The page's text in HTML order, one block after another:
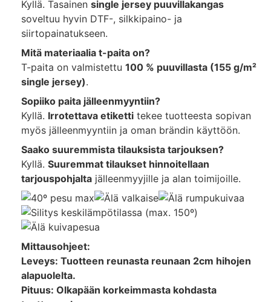
Kyllä. Tasainen single jersey puuvillakangas
soveltuu hyvin DTF-, silkkipaino- ja
siirtopainatukseen.
Mitä materiaalia t-paita on?
T-paita on valmistettu 100 % puuvillasta (155 g/m²
single jersey).
Sopiiko paita jälleenmyyntiin?
Kyllä. Irrotettava etiketti tekee tuotteesta sopivan
myös jälleenmyyntiin ja oman brändin käyttöön.
Saako suuremmista tilauksista tarjouksen?
Kyllä. Suuremmat tilaukset hinnoitellaan
tarjouspohjalta jälleenmyyjille ja alan toimijoille.
Mittausohjeet:
Leveys: Tuotteen reunasta reunaan 2cm hihojen
alapuolelta.
Pituus: Olkapään korkeimmasta kohdasta